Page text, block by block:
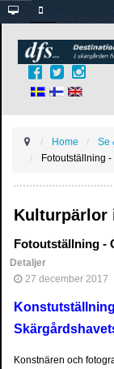
Home Se
Fotoutställning
Kulturpärlor
Fotoutställning -
Detaljer
27 december 2017
Konstnären och